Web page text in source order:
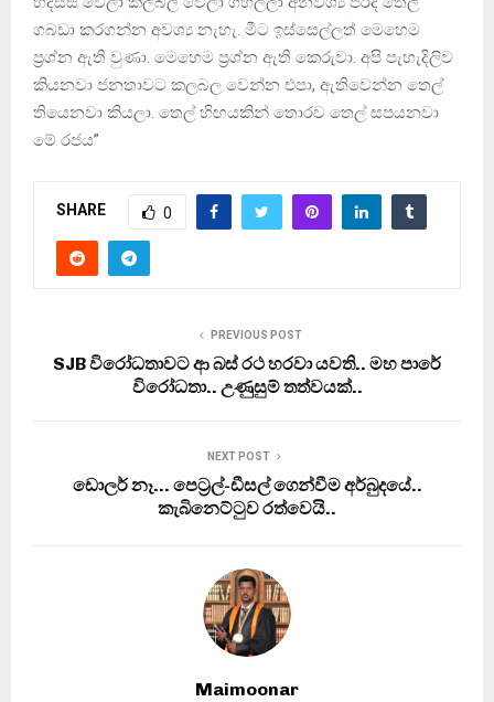
ගබඩා කරගන්න අවශ්‍ය නැහැ. මීට ඉස්සෙල්ලත් මෙහෙම
ප්‍රශ්න ඇති වුණා. මෙහෙම ප්‍රශ්න ඇති කෙරුවා. අපි පැහැදිලිව
කියනවා ජනතාවට කලබල වෙන්න එපා, ඇතිවෙන්න තෙල්
තියෙනවා කියලා. තෙල් හිඟයකින් තොරව තෙල් සපයනවා
මේ රජය”
SHARE 0
PREVIOUS POST
SJB විරෝධතාවට ආ බස් රථ හරවා යවති.. මහ පාරේ
විරෝධතා.. උණුසුම් තත්වයක්..
NEXT POST
ඩොලර් නෑ… පෙට‍්‍රල්-ඩීසල් ගෙන්වීම අර්බුදයේ..
කැබිනෙට්ටුව රත්වෙයි..
Maimoonar